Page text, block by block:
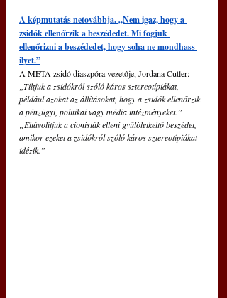
A képmutatás netovábbja. „Nem igaz, hogy a
zsidók ellenőrzik a beszédedet. Mi fogjuk
ellenőrizni a beszédedet, hogy soha ne mondhass
ilyet.”
A META zsidó diaszpóra vezetője, Jordana Cutler:
„Tiltjuk a zsidókról szóló káros sztereotípiákat,
például azokat az állításokat, hogy a zsidók ellenőrzik
a pénzügyi, politikai vagy média intézményeket.”
„Eltávolítjuk a cionisták elleni gyűlöletkeltő beszédet,
amikor ezeket a zsidókról szóló káros sztereotípiákat
idézik.”